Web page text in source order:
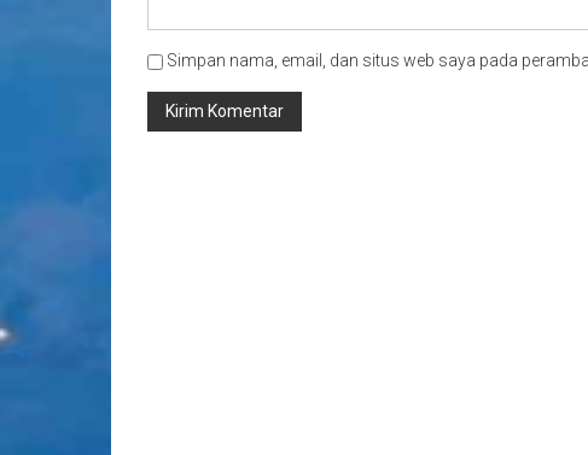
Simpan nama, email, dan situs web saya pada